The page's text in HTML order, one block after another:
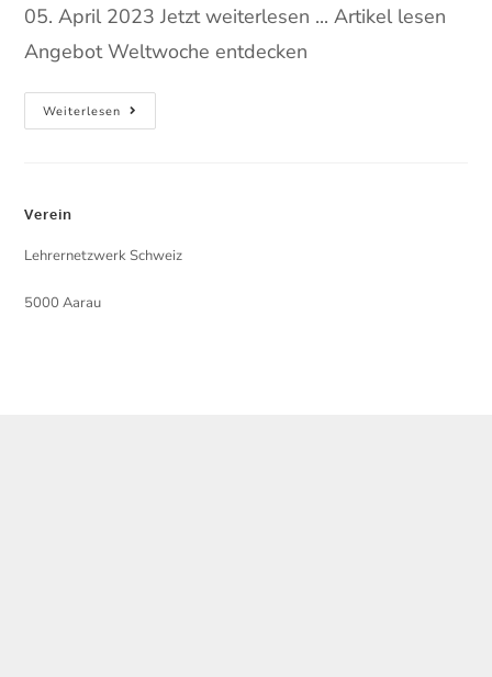
05. April 2023 Jetzt weiterlesen ... Artikel lesen
Angebot Weltwoche entdecken
Weiterlesen
Verein
Lehrernetzwerk Schweiz
5000 Aarau